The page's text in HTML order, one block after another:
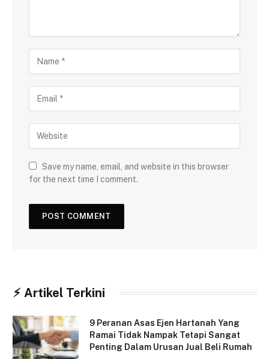
Save my name, email, and website in this browser
for the next time I comment.
⚡︎ Artikel Terkini
9 Peranan Asas Ejen Hartanah Yang
Ramai Tidak Nampak Tetapi Sangat
Penting Dalam Urusan Jual Beli Rumah